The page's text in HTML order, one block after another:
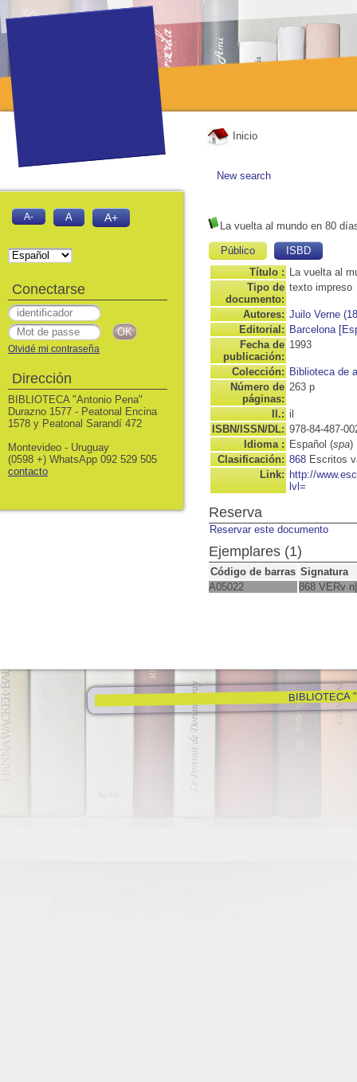
Inicio
New search
La vuelta al mundo en 80
Público
ISBD
Título : La vuelta al
Tipo de
documento:
texto impreso
Autores: Juilo Verne
Editorial: Barcelona
Fecha de
publicación:
1993
Colección: Biblioteca de
Número de
páginas:
263 p
Il.: il
ISBN/ISSN/DL: 978-84-487-
Idioma : Español (spa)
Clasificación: 868 Escritos
Link: http://
lvl=
Reserva
Reservar este documento
Ejemplares (1)
Código de barras Signatura
A05022
868 VERv
BIBLIOTECA
A- A A+
Conectarse
Olvidé mi contraseña
Dirección
BIBLIOTECA "Antonio Pena"
Durazno 1577 - Peatonal Encina
1578 y Peatonal Sarandí 472
Montevideo - Uruguay
(0598 +) WhatsApp 092 529 505
contacto